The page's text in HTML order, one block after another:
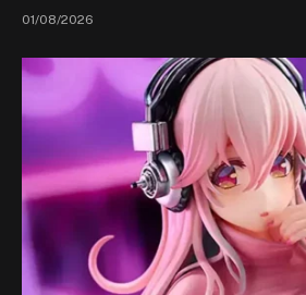
01/08/2026